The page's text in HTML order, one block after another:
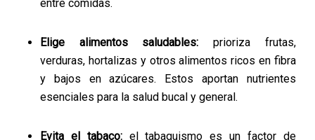
entre comidas.
Elige alimentos saludables:prioriza frutas,
verduras, hortalizas y otros alimentos ricos en fibra
y bajos en azúcares. Estos aportan nutrientes
esenciales para la salud bucal y general.
Evita el tabaco: el tabaquismo es un factor de